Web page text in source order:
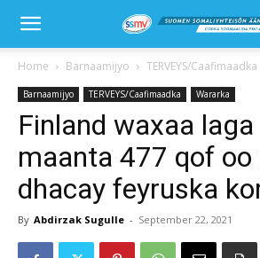
Home Barnaamijyo TERVEYS/Caafimaadka
Barnaamijyo TERVEYS/Caafimaadka Wararka
Finland waxaa
maanta 477 qof oo
dhacay feyruska
By Abdirzak Sugulle - September 22, 2021